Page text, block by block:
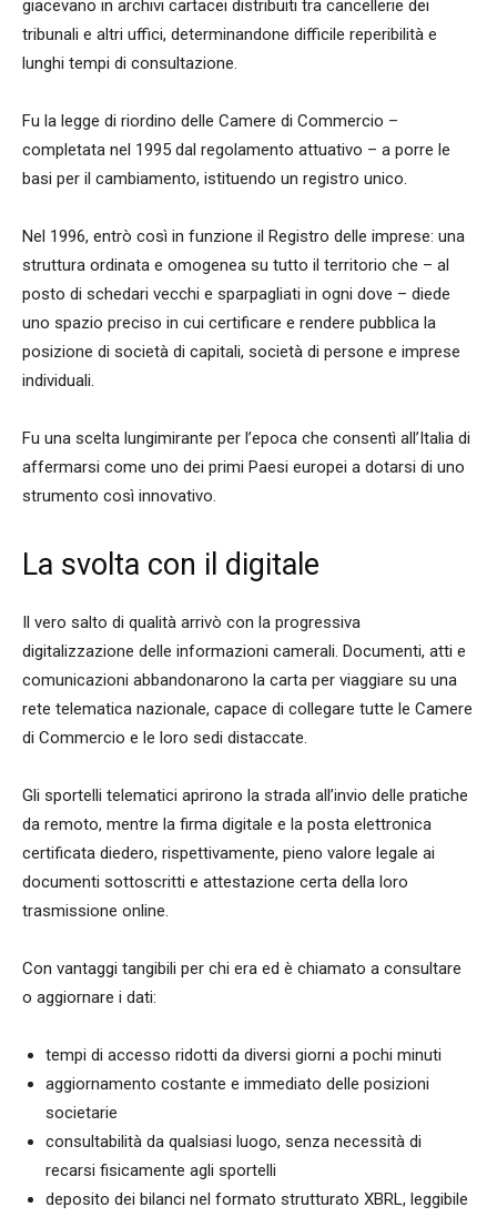
giacevano in archivi cartacei distribuiti tra cancellerie dei
tribunali e altri uffici, determinandone difficile reperibilità e
lunghi tempi di consultazione.
Fu la legge di riordino delle Camere di Commercio –
completata nel 1995 dal regolamento attuativo – a porre le
basi per il cambiamento, istituendo un registro unico.
Nel 1996, entrò così in funzione il Registro delle imprese: una
struttura ordinata e omogenea su tutto il territorio che – al
posto di schedari vecchi e sparpagliati in ogni dove – diede
uno spazio preciso in cui certificare e rendere pubblica la
posizione di società di capitali, società di persone e imprese
individuali.
Fu una scelta lungimirante per l’epoca che consentì all’Italia di
affermarsi come uno dei primi Paesi europei a dotarsi di uno
strumento così innovativo.
La svolta con il digitale
Il vero salto di qualità arrivò con la progressiva
digitalizzazione delle informazioni camerali. Documenti, atti e
comunicazioni abbandonarono la carta per viaggiare su una
rete telematica nazionale, capace di collegare tutte le Camere
di Commercio e le loro sedi distaccate.
Gli sportelli telematici aprirono la strada all’invio delle pratiche
da remoto, mentre la firma digitale e la posta elettronica
certificata diedero, rispettivamente, pieno valore legale ai
documenti sottoscritti e attestazione certa della loro
trasmissione online.
Con vantaggi tangibili per chi era ed è chiamato a consultare
o aggiornare i dati:
tempi di accesso ridotti da diversi giorni a pochi minuti
aggiornamento costante e immediato delle posizioni
societarie
consultabilità da qualsiasi luogo, senza necessità di
recarsi fisicamente agli sportelli
deposito dei bilanci nel formato strutturato XBRL, leggibile